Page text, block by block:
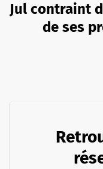
Jul contraint
de ses